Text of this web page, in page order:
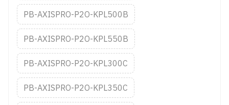
PB-AXISPRO-P2O-KPL500B
PB-AXISPRO-P2O-KPL550B
PB-AXISPRO-P2O-KPL300C
PB-AXISPRO-P2O-KPL350C